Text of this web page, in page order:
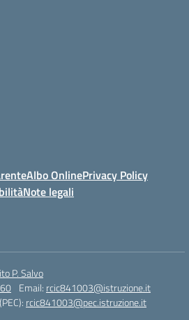
Albo OnlinePrivacy Policy
Note legali
P. Salvo
Email: rcic841003@istruzione.it
rcic841003@pec.istruzione.it